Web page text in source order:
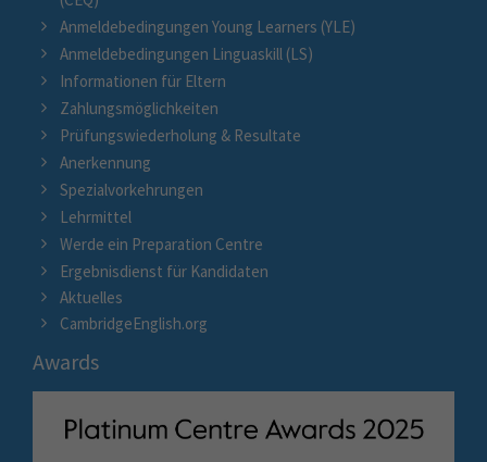
Anmeldebedingungen Young Learners (YLE)
Anmeldebedingungen Linguaskill (LS)
Informationen für Eltern
Zahlungsmöglichkeiten
Prüfungswiederholung & Resultate
Anerkennung
Spezialvorkehrungen
Lehrmittel
Werde ein Preparation Centre
Ergebnisdienst für Kandidaten
Aktuelles
CambridgeEnglish.org
Awards